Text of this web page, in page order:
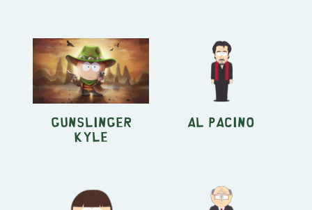
Gunslinger
Kyle
Al Pacino